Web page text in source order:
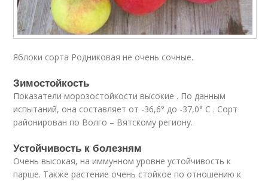
Яблоки сорта Родниковая не очень сочные.
Зимостойкость
Показатели морозостойкости высокие . По данным
испытаний, она составляет от -36,6° до -37,0° С . Сорт
районирован по Волго – Вятскому региону.
Устойчивость к болезням
Очень высокая, на иммунном уровне устойчивость к
парше. Также растение очень стойкое по отношению к